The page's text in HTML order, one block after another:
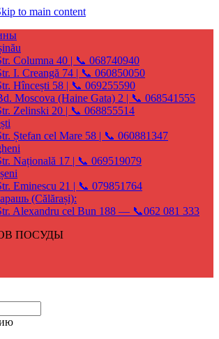
to main content
Columna 40 | 📞 068740940
I. Creangă 74 | 📞 060850050
Hîncești 58 | 📞 069255590
Moscova (Haine Gata) 2 | 📞 068541555
Zelinski 20 | 📞 068855514
Ștefan cel Mare 58 | 📞 060881347
Națională 17 | 📞 069519079
Eminescu 21 | 📞 079851764
(Călărași):
Alexandru cel Bun 188 — 📞062 081 333
ПОСУДЫ